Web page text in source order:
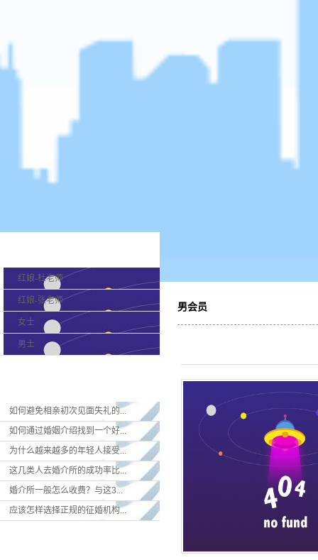
红娘-杜老师
红娘-张老师
女士
男士
如何避免相亲初次见面失礼的...
如何通过婚姻介绍找到一个好...
为什么越来越多的年轻人接受...
这几类人去婚介所的成功率比...
婚介所一般怎么收费？与这3...
应该怎样选择正规的征婚机构...
男会员